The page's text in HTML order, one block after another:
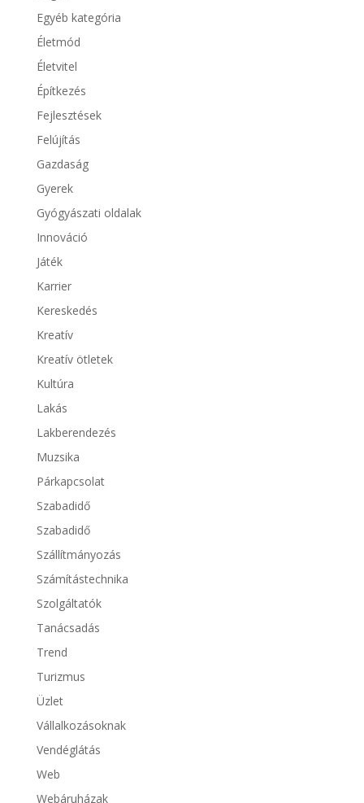
Egyéb kategória
Életmód
Életvitel
Építkezés
Fejlesztések
Felújítás
Gazdaság
Gyerek
Gyógyászati oldalak
Innováció
Játék
Karrier
Kereskedés
Kreatív
Kreatív ötletek
Kultúra
Lakás
Lakberendezés
Muzsika
Párkapcsolat
Szabadidő
Szabadidő
Szállítmányozás
Számítástechnika
Szolgáltatók
Tanácsadás
Trend
Turizmus
Üzlet
Vállalkozásoknak
Vendéglátás
Web
Webáruházak